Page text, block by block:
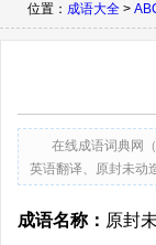
位置： 成语大全 >
在线成语词典网
英语翻译、原封未动
成语名称： 原封